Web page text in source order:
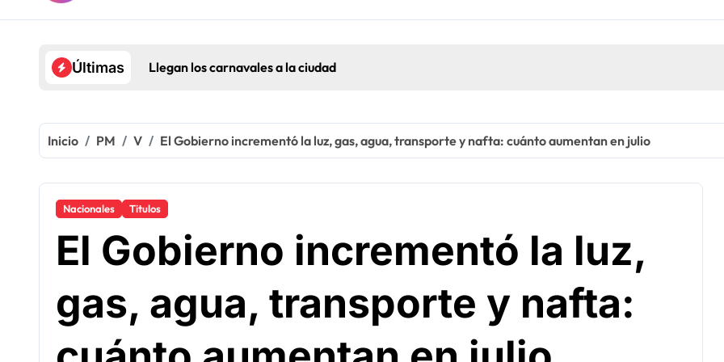
Últimas Llegan los carnavales a la ciudad
Inicio PM V El Gobierno incrementó la luz, gas, agua, transporte y nafta: cuánto aumentan en julio
Nacionales Titulos
El Gobierno incrementó la luz,
gas, agua, transporte y nafta: